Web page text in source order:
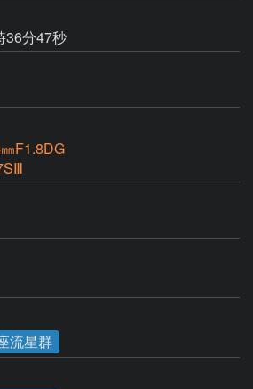
36分47秒
F1.8DG
流星群